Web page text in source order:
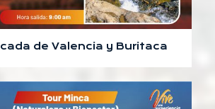
de Valencia y Buritaca